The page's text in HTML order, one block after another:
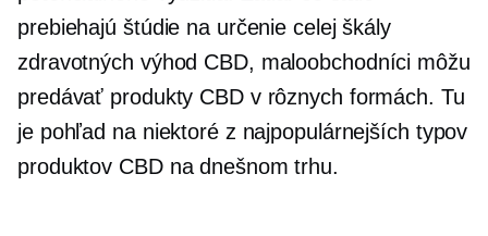
prebiehajú štúdie na určenie celej škály
zdravotných výhod CBD, maloobchodníci môžu
predávať produkty CBD v rôznych formách. Tu
je pohľad na niektoré z najpopulárnejších typov
produktov CBD na dnešnom trhu.